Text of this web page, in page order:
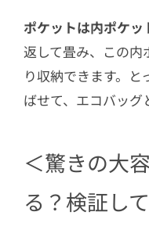
ポケットは内ポケッ
返して畳み、この
り収納できます。
ばせて、エコバッグ
＜驚きの大
る？検証し